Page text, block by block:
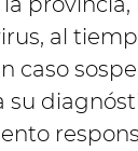
al
caso
su